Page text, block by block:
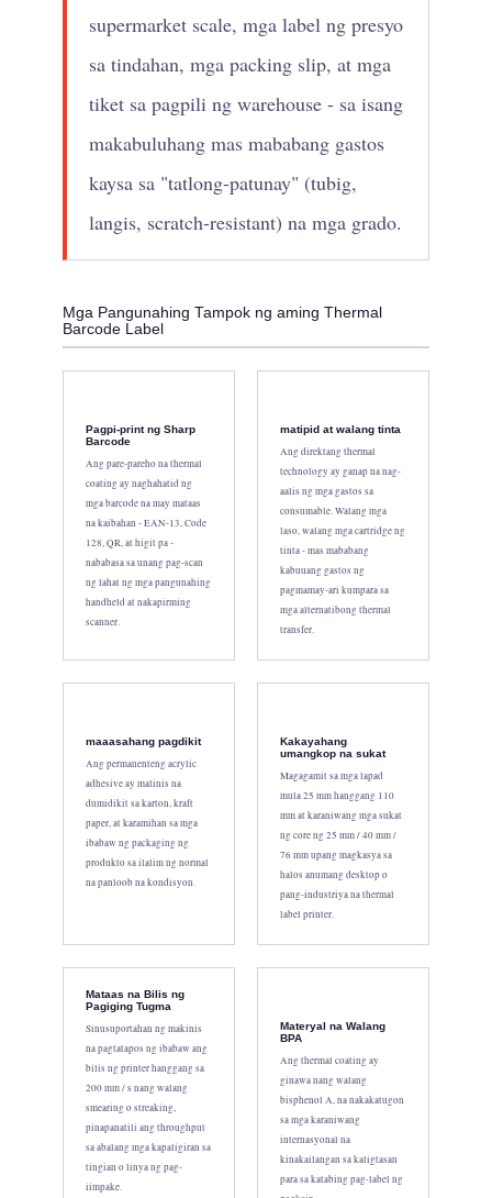
supermarket scale, mga label ng presyo
sa tindahan, mga packing slip, at mga
tiket sa pagpili ng warehouse - sa isang
makabuluhang mas mababang gastos
kaysa sa "tatlong-patunay" (tubig,
langis, scratch-resistant) na mga grado.
Mga Pangunahing Tampok ng aming Thermal
Barcode Label
Pagpi-print ng Sharp
Barcode
Ang pare-pareho na thermal
coating ay naghahatid ng
mga barcode na may mataas
na kaibahan - EAN-13, Code
128, QR, at higit pa -
nababasa sa unang pag-scan
ng lahat ng mga pangunahing
handheld at nakapirming
scanner.
matipid at walang tinta
Ang direktang thermal
technology ay ganap na nag-
aalis ng mga gastos sa
consumable. Walang mga
laso, walang mga cartridge ng
tinta - mas mababang
kabuuang gastos ng
pagmamay-ari kumpara sa
mga alternatibong thermal
transfer.
maaasahang pagdikit
Ang permanenteng acrylic
adhesive ay malinis na
dumidikit sa karton, kraft
paper, at karamihan sa mga
ibabaw ng packaging ng
produkto sa ilalim ng normal
na panloob na kondisyon.
Kakayahang
umangkop na sukat
Magagamit sa mga lapad
mula 25 mm hanggang 110
mm at karaniwang mga sukat
ng core ng 25 mm / 40 mm /
76 mm upang magkasya sa
halos anumang desktop o
pang-industriya na thermal
label printer.
Mataas na Bilis ng
Pagiging Tugma
Sinusuportahan ng makinis
na pagtatapos ng ibabaw ang
bilis ng printer hanggang sa
200 mm / s nang walang
smearing o streaking,
pinapanatili ang throughput
sa abalang mga kapaligiran sa
tingian o linya ng pag-
iimpake.
Materyal na Walang
BPA
Ang thermal coating ay
ginawa nang walang
bisphenol A, na nakakatugon
sa mga karaniwang
internasyonal na
kinakailangan sa kaligtasan
para sa katabing pag-label ng